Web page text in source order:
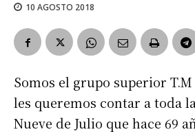
10 AGOSTO 2018
Somos el grupo superior
les queremos contar a toda
Nueve de Julio que hace 69